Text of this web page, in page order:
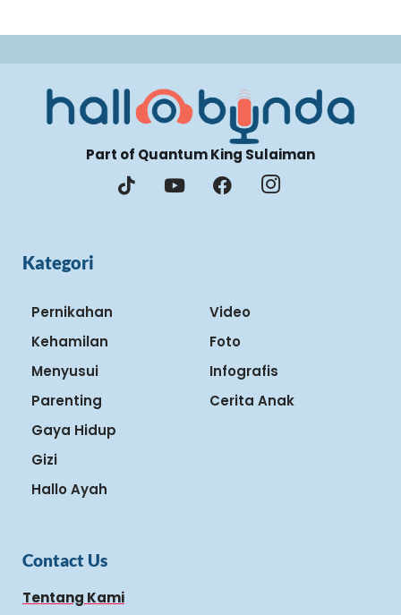
Part of Quantum King Sulaiman
Kategori
Pernikahan
Kehamilan
Menyusui
Parenting
Gaya Hidup
Gizi
Hallo Ayah
Video
Foto
Infografis
Cerita Anak
Contact Us
Tentang Kami